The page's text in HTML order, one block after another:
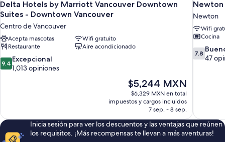
Delta Hotels by Marriott Vancouver Downtown
Suites - Downtown Vancouver
Centro de Vancouver
Acepta mascotas
Wifi gratuito
Restaurante
Aire acondicionado
9.4
de
9.4 Excepcional
1,013 opiniones
El
precio
actual
de
$5,244 MXN
$5,244 MXN
$6,329 MXN en total
impuestos y cargos incluidos
7 sep. - 8 sep.
Newton
Newton
Wifi
Cocina
7.8
de
7.8
47
Inicia sesión para ver los descuentos y las ventajas que reúnen
los requisitos. ¡Más recompensas te llevan a más aventuras!